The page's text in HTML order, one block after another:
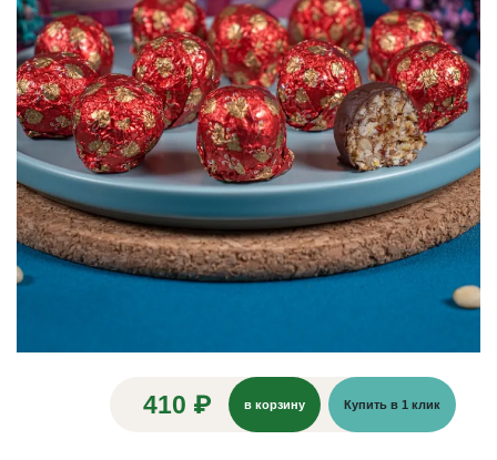
410 ₽ в корзину Купить в 1 клик